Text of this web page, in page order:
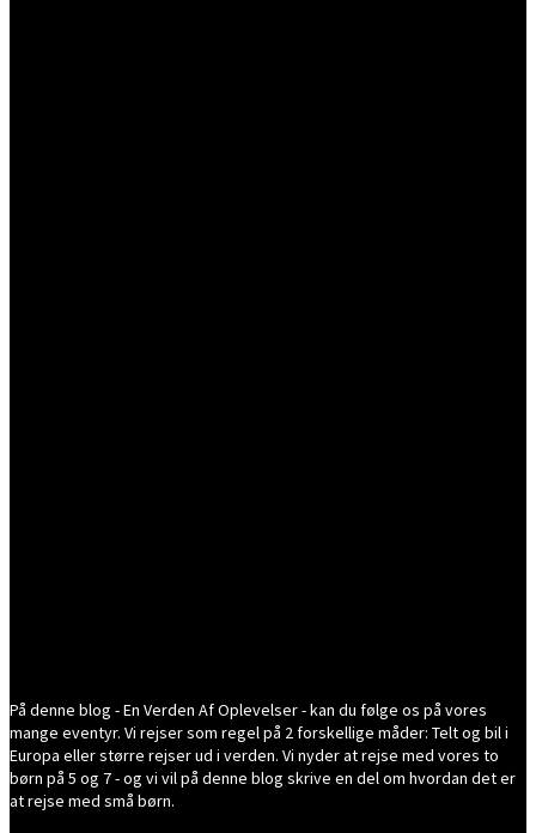
På denne blog - En Verden Af Oplevelser - kan du følge os på vores
mange eventyr. Vi rejser som regel på 2 forskellige måder: Telt og bil i
Europa eller større rejser ud i verden. Vi nyder at rejse med vores to
børn på 5 og 7 - og vi vil på denne blog skrive en del om hvordan det er
at rejse med små børn.